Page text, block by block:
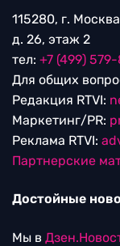
115280, г.
д. 26, этаж 2
тел: +7 (499)
Для общих
Редакция RTVI:
Маркетинг/PR:
Реклама RTVI:
Партнерские
Достойные
Мы в